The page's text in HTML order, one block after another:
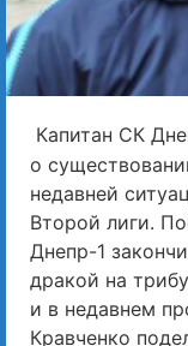
Капитан СК
о
недавней
Второй лиги.
Днепр-1
дракой на
и в недавнем
Кравченко